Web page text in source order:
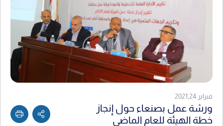
فبراير 2021,24
ورشة عمل بصنعاء حول إنجاز
خطة الهيئة للعام الماضي